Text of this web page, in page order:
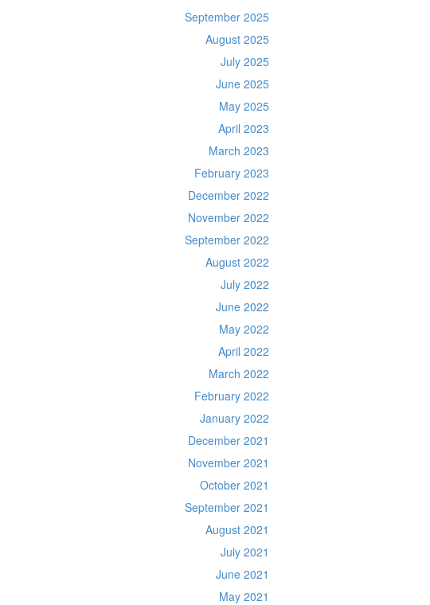
September 2025
August 2025
July 2025
June 2025
May 2025
April 2023
March 2023
February 2023
December 2022
November 2022
September 2022
August 2022
July 2022
June 2022
May 2022
April 2022
March 2022
February 2022
January 2022
December 2021
November 2021
October 2021
September 2021
August 2021
July 2021
June 2021
May 2021